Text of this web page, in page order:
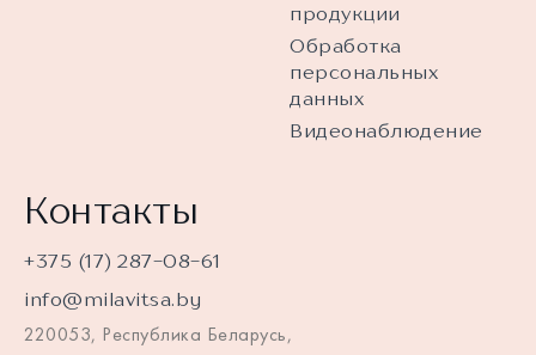
продукции
Обработка
персональных
данных
Видеонаблюдение
Контакты
+375 (17) 287-08-61
info@milavitsa.by
220053, Республика Беларусь,